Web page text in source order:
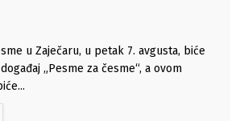
u Zaječaru, u petak 7. avgusta, biće
„Pesme za česme“, a ovom